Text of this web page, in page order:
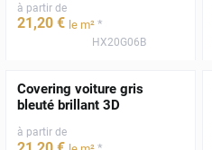
à partir de
21 ,20 € le m² *
HX20G06B
Covering voiture gris
bleuté brillant 3D
à partir de